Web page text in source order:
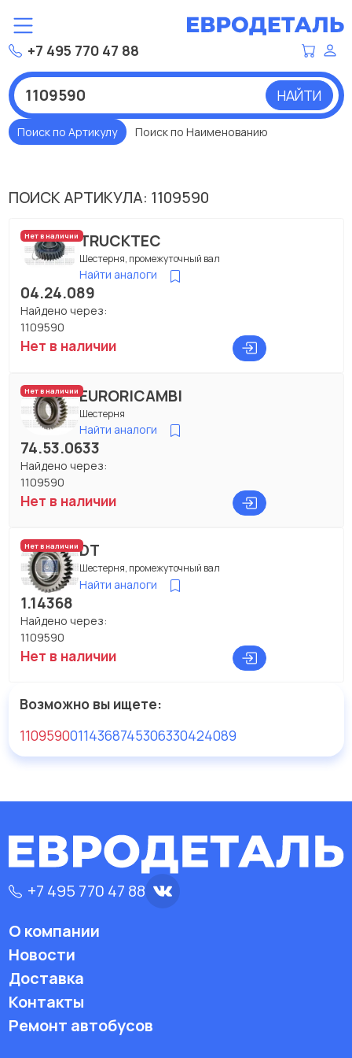
+7 495 770 47 88
НАЙТИ
Поиск по Артикулу Поиск по Наименованию
ПОИСК АРТИКУЛА: 1109590
Нет в наличииTRUCKTEC
Шестерня, промежуточный вал
Найти аналоги
04.24.089
Найдено через:
1109590
Нет в наличии
Нет в наличииEURORICAMBI
Шестерня
Найти аналоги
74.53.0633
Найдено через:
1109590
Нет в наличии
Нет в наличииDT
Шестерня, промежуточный вал
Найти аналоги
1.14368
Найдено через:
1109590
Нет в наличии
Возможно вы ищете:
11095900114368745306330424089
+7 495 770 47 88
О компании
Новости
Доставка
Контакты
Ремонт автобусов